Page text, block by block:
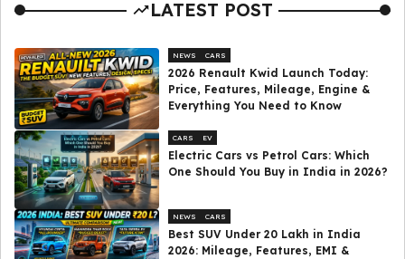
LATEST POST
NEWS CARS
2026 Renault Kwid Launch Today:
Price, Features, Mileage, Engine &
Everything You Need to Know
CARS EV
Electric Cars vs Petrol Cars: Which
One Should You Buy in India in 2026?
NEWS CARS
Best SUV Under ₹20 Lakh in India
2026: Mileage, Features, EMI &